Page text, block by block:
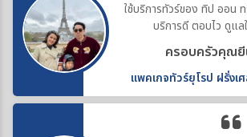
ใช้บริการทัวร์ของ ทิป ออน
บริการดี ตอบไว ดูแล
ครอบครัวคุณ
แพคเกจทัวร์ยุโรป ฝรั่ง